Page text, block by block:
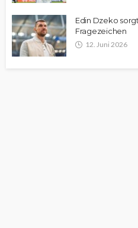
Edin Dzeko
Fragezeichen
12. Juni 2026